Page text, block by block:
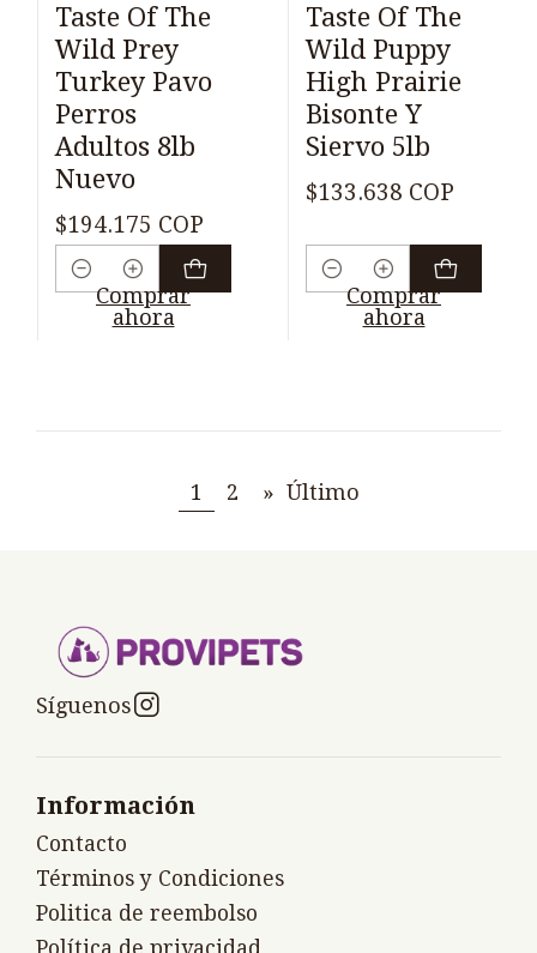
Taste Of The
Wild Prey
Turkey Pavo
Perros
Adultos 8lb
Nuevo
$194.175 COP
Cantidad
Comprar
ahora
Taste Of The
Wild Puppy
High Prairie
Bisonte Y
Siervo 5lb
$133.638 COP
Cantidad
Comprar
ahora
1 2 » Último
Síguenos
Información
Contacto
Términos y Condiciones
Politica de reembolso
Política de privacidad